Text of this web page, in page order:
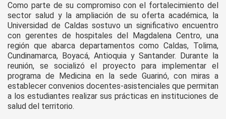
Como parte de su compromiso con el fortalecimiento del
sector salud y la ampliación de su oferta académica, la
Universidad de Caldas sostuvo un significativo encuentro
con gerentes de hospitales del Magdalena Centro, una
región que abarca departamentos como Caldas, Tolima,
Cundinamarca, Boyacá, Antioquia y Santander. Durante la
reunión, se socializó el proyecto para implementar el
programa de Medicina en la sede Guarinó, con miras a
establecer convenios docentes-asistenciales que permitan
a los estudiantes realizar sus prácticas en instituciones de
salud del territorio.